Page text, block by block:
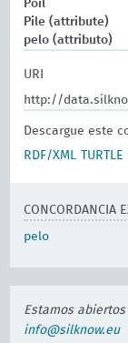
Poil
Pile (attribute)
pelo (attributo)
URI
http://
Descargue este
RDF/XML
TURTLE
CONCORDANCIA
pelo
Estamos
info@silknow.eu